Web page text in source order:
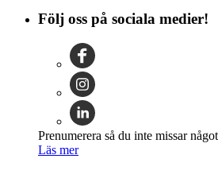
Följ oss på sociala medier!
Prenumerera så du inte missar
Läs mer